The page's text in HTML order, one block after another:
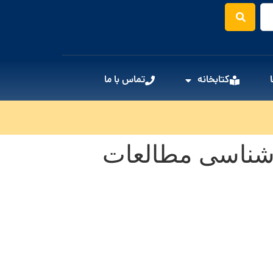
کتابخانه تماس با ما
مطالعات